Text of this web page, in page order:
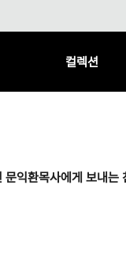
컬렉션
문익환목사에게 보내